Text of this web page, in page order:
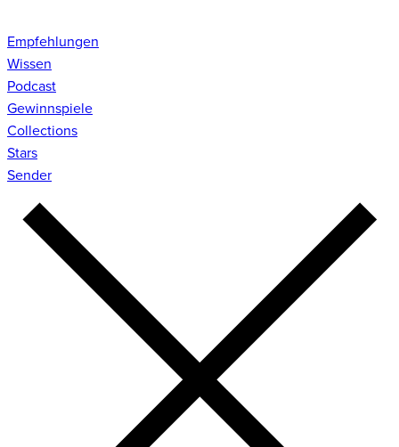
Empfehlungen
Wissen
Podcast
Gewinnspiele
Collections
Stars
Sender